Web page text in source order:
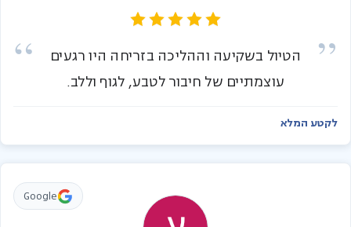
הטיול בשקיעה וההליכה בזריחה היו רגעים
עוצמתיים של חיבור לטבע, לגוף וללב.
לקטע המלא
Google